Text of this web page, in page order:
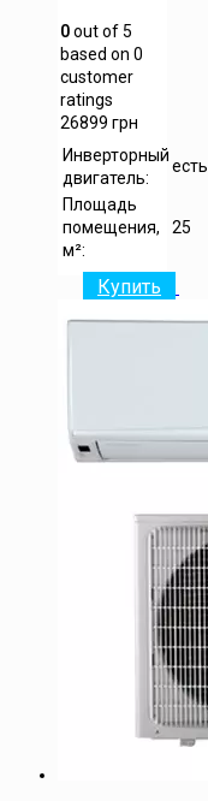
0out of5
based on 0
customer
ratings
26899 грн
Инверторный
двигатель:
есть
Площадь
помещения,
м²:
25
Купить